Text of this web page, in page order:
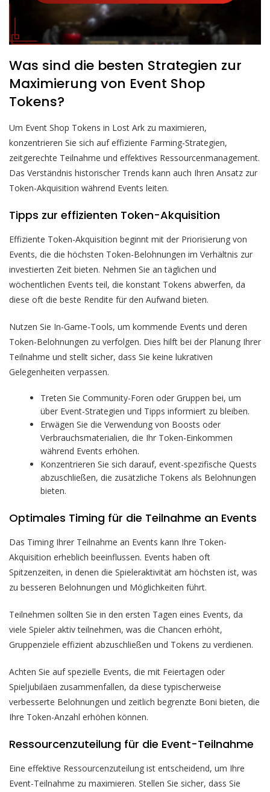
Was sind die besten Strategien zur
Maximierung von Event Shop
Tokens?
Um Event Shop Tokens in Lost Ark zu maximieren,
konzentrieren Sie sich auf effiziente Farming-Strategien,
zeitgerechte Teilnahme und effektives Ressourcenmanagement.
Das Verständnis historischer Trends kann auch Ihren Ansatz zur
Token-Akquisition während Events leiten.
Tipps zur effizienten Token-Akquisition
Effiziente Token-Akquisition beginnt mit der Priorisierung von
Events, die die höchsten Token-Belohnungen im Verhältnis zur
investierten Zeit bieten. Nehmen Sie an täglichen und
wöchentlichen Events teil, die konstant Tokens abwerfen, da
diese oft die beste Rendite für den Aufwand bieten.
Nutzen Sie In-Game-Tools, um kommende Events und deren
Token-Belohnungen zu verfolgen. Dies hilft bei der Planung Ihrer
Teilnahme und stellt sicher, dass Sie keine lukrativen
Gelegenheiten verpassen.
Treten Sie Community-Foren oder Gruppen bei, um
über Event-Strategien und Tipps informiert zu bleiben.
Erwägen Sie die Verwendung von Boosts oder
Verbrauchsmaterialien, die Ihr Token-Einkommen
während Events erhöhen.
Konzentrieren Sie sich darauf, event-spezifische Quests
abzuschließen, die zusätzliche Tokens als Belohnungen
bieten.
Optimales Timing für die Teilnahme an Events
Das Timing Ihrer Teilnahme an Events kann Ihre Token-
Akquisition erheblich beeinflussen. Events haben oft
Spitzenzeiten, in denen die Spieleraktivität am höchsten ist, was
zu besseren Belohnungen und Möglichkeiten führt.
Teilnehmen sollten Sie in den ersten Tagen eines Events, da
viele Spieler aktiv teilnehmen, was die Chancen erhöht,
Gruppenziele effizient abzuschließen und Tokens zu verdienen.
Achten Sie auf spezielle Events, die mit Feiertagen oder
Spieljubiläen zusammenfallen, da diese typischerweise
verbesserte Belohnungen und zeitlich begrenzte Boni bieten, die
Ihre Token-Anzahl erhöhen können.
Ressourcenzuteilung für die Event-Teilnahme
Eine effektive Ressourcenzuteilung ist entscheidend, um Ihre
Event-Teilnahme zu maximieren. Stellen Sie sicher, dass Sie